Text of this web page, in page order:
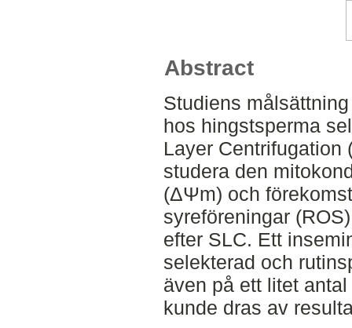
Abstract
Studiens
hos hingstsperma
Layer Centrifugation
studera den
(ΔΨm) och
syreföreningar
efter SLC. Ett
selekterad och
även på ett litet
kunde dras av